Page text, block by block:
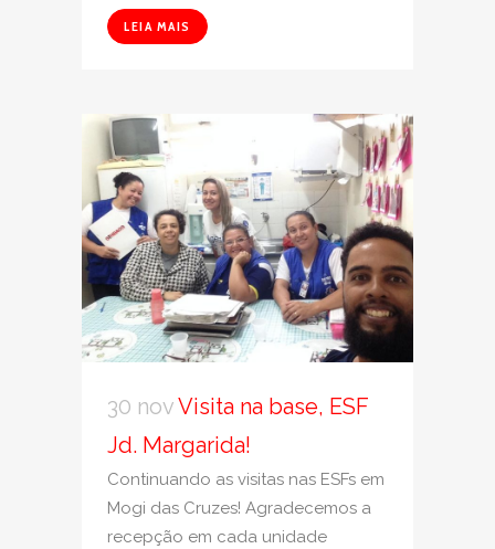
LEIA MAIS
30 novVisita na base, ESF
Jd. Margarida!
Continuando as visitas nas ESFs em
Mogi das Cruzes! Agradecemos a
recepção em cada unidade